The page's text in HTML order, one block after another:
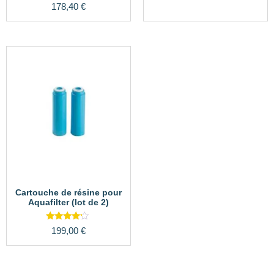
178,40 €
Cartouche de résine pour
Aquafilter (lot de 2)
Note
4.00
sur 5
199,00 €